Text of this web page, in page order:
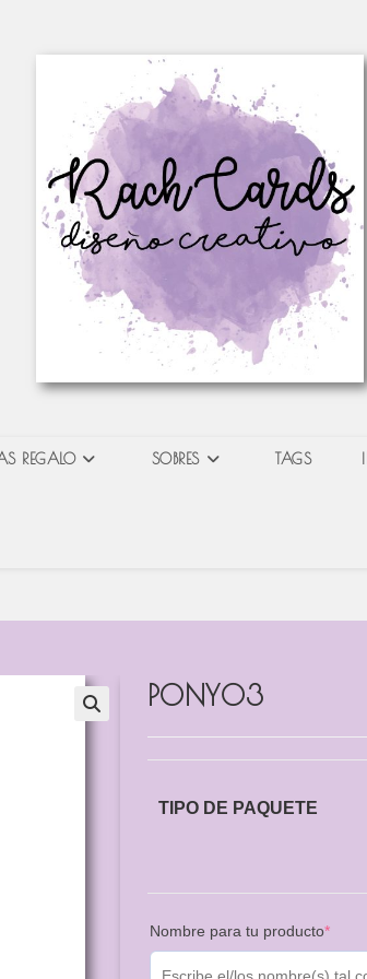
REGALO SOBRES TAGS
PONY03
TIPO DE PAQUETE
Nombre para tu producto*